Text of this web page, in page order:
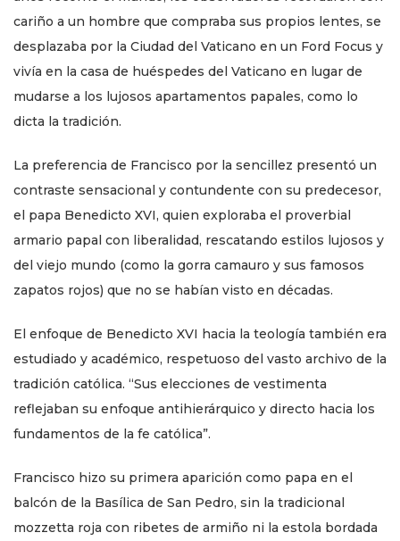
cariño a un hombre que compraba sus propios lentes, se
desplazaba por la Ciudad del Vaticano en un Ford Focus y
vivía en la casa de huéspedes del Vaticano en lugar de
mudarse a los lujosos apartamentos papales, como lo
dicta la tradición.
La preferencia de Francisco por la sencillez presentó un
contraste sensacional y contundente con su predecesor,
el papa Benedicto XVI, quien exploraba el proverbial
armario papal con liberalidad, rescatando estilos lujosos y
del viejo mundo (como la gorra camauro y sus famosos
zapatos rojos) que no se habían visto en décadas.
El enfoque de Benedicto XVI hacia la teología también era
estudiado y académico, respetuoso del vasto archivo de la
tradición católica. “Sus elecciones de vestimenta
reflejaban su enfoque antihierárquico y directo hacia los
fundamentos de la fe católica”.
Francisco hizo su primera aparición como papa en el
balcón de la Basílica de San Pedro, sin la tradicional
mozzetta roja con ribetes de armiño ni la estola bordada